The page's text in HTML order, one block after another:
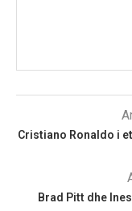
Cristiano Ronaldo i
Brad Pitt dhe